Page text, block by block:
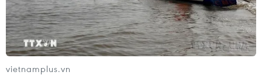
vietnamplus.vn